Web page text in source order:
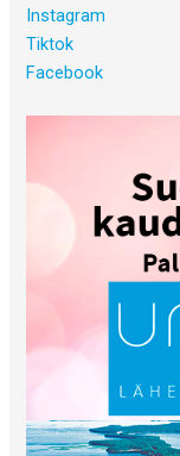
Instagram
Tiktok
Facebook